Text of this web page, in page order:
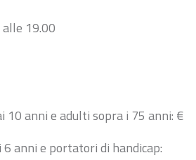
19.00
10 anni e adulti sopra i 75 anni: €
anni e portatori di handicap: